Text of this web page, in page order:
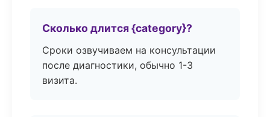
Сколько длится {category}?
Сроки озвучиваем на консультации
после диагностики, обычно 1-3
визита.